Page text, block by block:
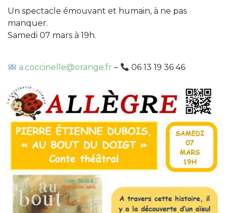
Un spectacle émouvant et humain, à ne pas
manquer.
Samedi 07 mars à 19h.
a.coccinelle@orange.fr – 06 13 19 36 46